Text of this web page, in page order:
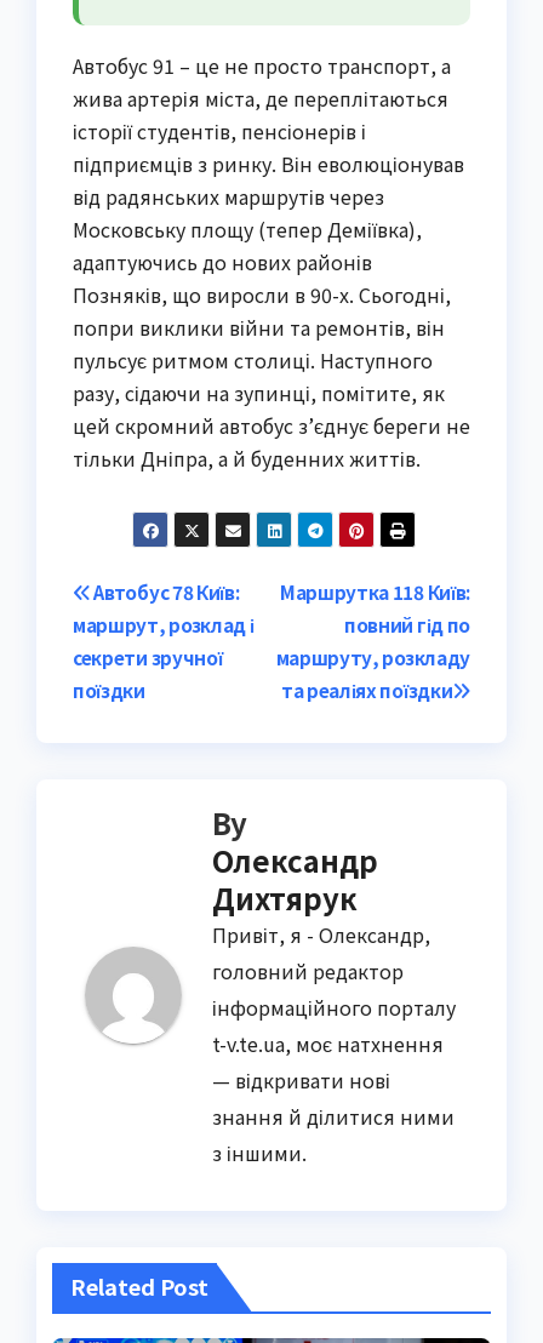
Автобус 91 – це не просто транспорт, а
жива артерія міста, де переплітаються
історії студентів, пенсіонерів і
підприємців з ринку. Він еволюціонував
від радянських маршрутів через
Московську площу (тепер Деміївка),
адаптуючись до нових районів
Позняків, що виросли в 90-х. Сьогодні,
попри виклики війни та ремонтів, він
пульсує ритмом столиці. Наступного
разу, сідаючи на зупинці, помітите, як
цей скромний автобус з’єднує береги не
тільки Дніпра, а й буденних життів.
Post
navigation
Маршрутка 118 Київ:
повний гід по
маршруту, розкладу
та реаліях поїздки
Автобус 78 Київ:
маршрут, розклад і
секрети зручної
поїздки
By
Олександр
Дихтярук
Привіт, я - Олександр,
головний редактор
інформаційного порталу
t-v.te.ua, моє натхнення
— відкривати нові
знання й ділитися ними
з іншими.
Related Post